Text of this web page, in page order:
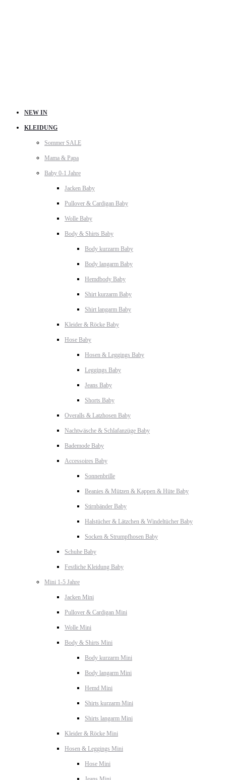
NEW IN
KLEIDUNG
Sommer SALE
Mama & Papa
Baby 0-1 Jahre
Jacken Baby
Pullover & Cardigan Baby
Wolle Baby
Body & Shirts Baby
Body kurzarm Baby
Body langarm Baby
Hemdbody Baby
Shirt kurzarm Baby
Shirt langarm Baby
Kleider & Röcke Baby
Hose Baby
Hosen & Leggings Baby
Leggings Baby
Jeans Baby
Shorts Baby
Overalls & Latzhosen Baby
Nachtwäsche & Schlafanzüge Baby
Bademode Baby
Accessoires Baby
Sonnenbrille
Beanies & Mützen & Kappen & Hüte Baby
Stirnbänder Baby
Halstücher & Lätzchen & Windeltücher Baby
Socken & Strumpfhosen Baby
Schuhe Baby
Festliche Kleidung Baby
Mini 1-5 Jahre
Jacken Mini
Pullover & Cardigan Mini
Wolle Mini
Body & Shirts Mini
Body kurzarm Mini
Body langarm Mini
Hemd Mini
Shirts kurzarm Mini
Shirts langarm Mini
Kleider & Röcke Mini
Hosen & Leggings Mini
Hose Mini